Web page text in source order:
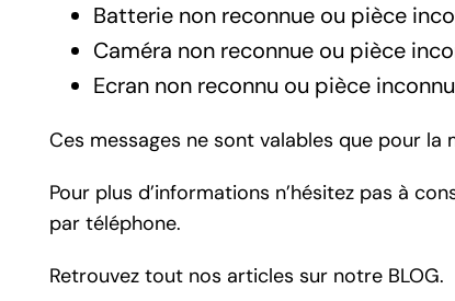
Batterie non reconnue ou pièce
Caméra non reconnue ou pièce
Ecran non reconnu ou pièce
Ces messages ne sont valables que pour
Pour plus d’informations n’hésitez pas à
par téléphone.
Retrouvez tout nos articles sur notre BLOG.